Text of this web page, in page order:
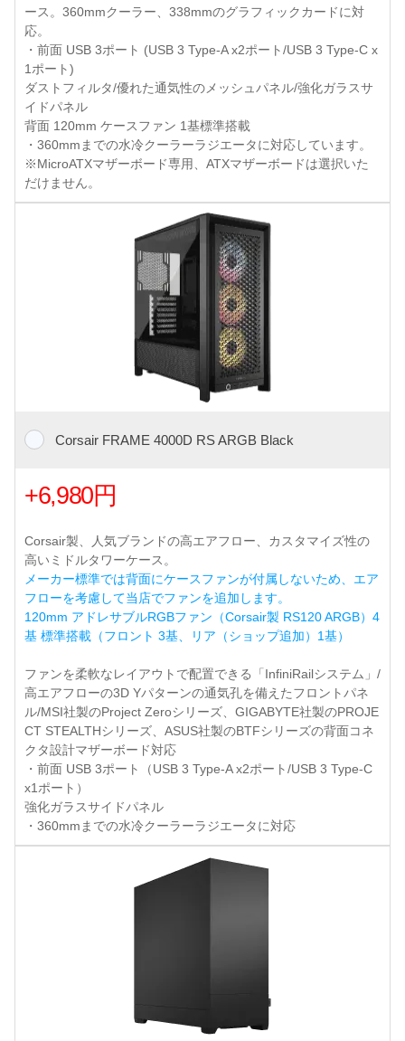
ース。360mmクーラー、338mmのグラフィックカードに対
応。
・前面 USB 3ポート (USB 3 Type-A x2ポート/USB 3 Type-C x
1ポート)
ダストフィルタ/優れた通気性のメッシュパネル/強化ガラスサ
イドパネル
背面 120mm ケースファン 1基標準搭載
・360mmまでの水冷クーラーラジエータに対応しています。
※MicroATXマザーボード専用、ATXマザーボードは選択いた
だけません。
Corsair FRAME 4000D RS ARGB Black
+6,980円
Corsair製、人気ブランドの高エアフロー、カスタマイズ性の
高いミドルタワーケース。
メーカー標準では背面にケースファンが付属しないため、エア
フローを考慮して当店でファンを追加します。
120mm アドレサブルRGBファン（Corsair製 RS120 ARGB）4
基 標準搭載（フロント 3基、リア（ショップ追加）1基）
ファンを柔軟なレイアウトで配置できる「InfiniRailシステム」/
高エアフローの3D Yパターンの通気孔を備えたフロントパネ
ル/MSI社製のProject Zeroシリーズ、GIGABYTE社製のPROJE
CT STEALTHシリーズ、ASUS社製のBTFシリーズの背面コネ
クタ設計マザーボード対応
・前面 USB 3ポート（USB 3 Type-A x2ポート/USB 3 Type-C
x1ポート）
強化ガラスサイドパネル
・360mmまでの水冷クーラーラジエータに対応